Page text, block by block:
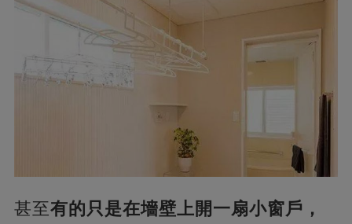
甚至有的只是在墻壁上開一扇小窗戶，